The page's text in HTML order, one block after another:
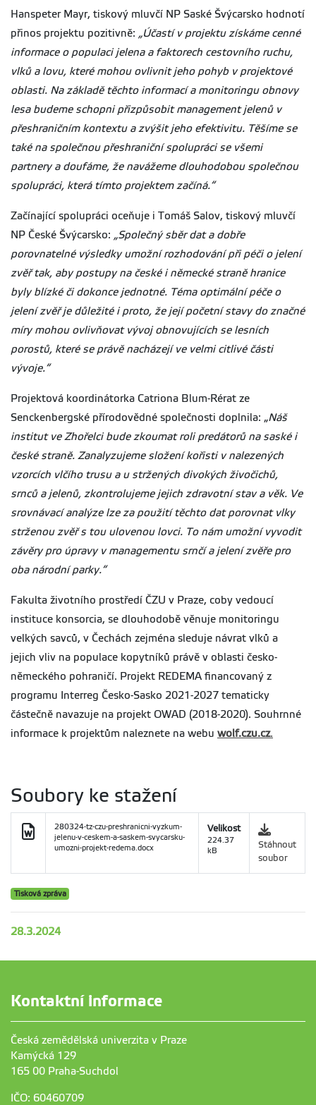
Hanspeter Mayr, tiskový mluvčí NP Saské Švýcarsko hodnotí
přinos projektu pozitivně: „Účastí v projektu získáme cenné
informace o populaci jelena a faktorech cestovního ruchu,
vlků a lovu, které mohou ovlivnit jeho pohyb v projektové
oblasti. Na základě těchto informací a monitoringu obnovy
lesa budeme schopni přizpůsobit management jelenů v
přeshraničním kontextu a zvýšit jeho efektivitu. Těšíme se
také na společnou přeshraniční spolupráci se všemi
partnery a doufáme, že navážeme dlouhodobou společnou
spolupráci, která tímto projektem začíná.“
Začínající spolupráci oceňuje i Tomáš Salov, tiskový mluvčí
NP České Švýcarsko: „Společný sběr dat a dobře
porovnatelné výsledky umožní rozhodování při péči o jelení
zvěř tak, aby postupy na české i německé straně hranice
byly blízké či dokonce jednotné. Téma optimální péče o
jelení zvěř je důležité i proto, že její početní stavy do značné
míry mohou ovlivňovat vývoj obnovujících se lesních
porostů, které se právě nacházejí ve velmi citlivé části
vývoje.“
Projektová koordinátorka Catriona Blum-Rérat ze
Senckenbergské přírodovědné společnosti doplnila: „Náš
institut ve Zhořelci bude zkoumat roli predátorů na saské i
české straně. Zanalyzujeme složení kořisti v nalezených
vzorcích vlčího trusu a u stržených divokých živočichů,
srnců a jelenů, zkontrolujeme jejich zdravotní stav a věk. Ve
srovnávací analýze lze za použití těchto dat porovnat vlky
strženou zvěř s tou ulovenou lovci. To nám umožní vyvodit
závěry pro úpravy v managementu srnčí a jelení zvěře pro
oba národní parky.“
Fakulta životního prostředí ČZU v Praze, coby vedoucí
instituce konsorcia, se dlouhodobě věnuje monitoringu
velkých savců, v Čechách zejména sleduje návrat vlků a
jejich vliv na populace kopytníků právě v oblasti česko-
německého pohraničí. Projekt REDEMA financovaný z
programu Interreg Česko-Sasko 2021-2027 tematicky
částečně navazuje na projekt OWAD (2018-2020). Souhrnné
informace k projektům naleznete na webu wolf.czu.cz.
Soubory ke stažení
280324-tz-czu-preshranicni-vyzkum-
jelenu-v-ceskem-a-saskem-svycarsku-
umozni-projekt-redema.docx
Velikost
224.37
kB
Stáhnout
soubor
Tisková zpráva
28.3.2024
Kontaktní informace
Česká zemědělská univerzita v Praze
Kamýcká 129
165 00 Praha-Suchdol
IČO: 60460709